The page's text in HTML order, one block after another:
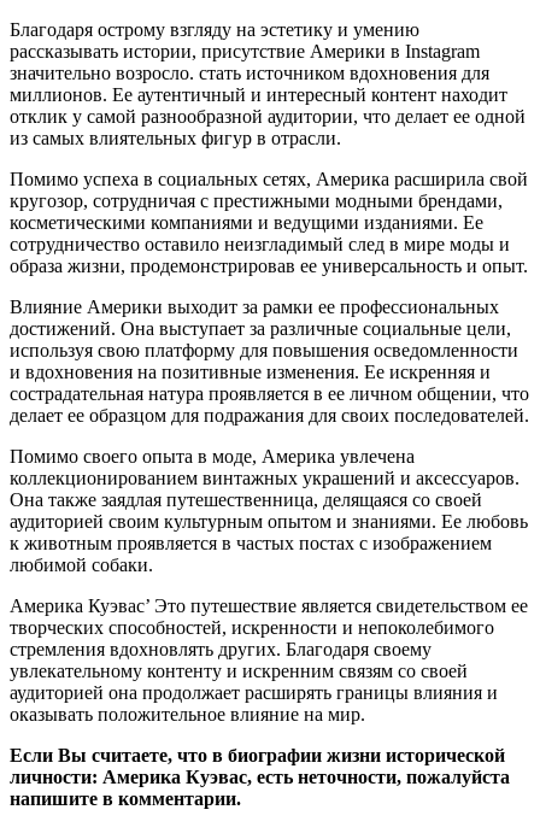
Благодаря острому взгляду на эстетику и умению
рассказывать истории, присутствие Америки в Instagram
значительно возросло. стать источником вдохновения для
миллионов. Ее аутентичный и интересный контент находит
отклик у самой разнообразной аудитории, что делает ее одной
из самых влиятельных фигур в отрасли.
Помимо успеха в социальных сетях, Америка расширила свой
кругозор, сотрудничая с престижными модными брендами,
косметическими компаниями и ведущими изданиями. Ее
сотрудничество оставило неизгладимый след в мире моды и
образа жизни, продемонстрировав ее универсальность и опыт.
Влияние Америки выходит за рамки ее профессиональных
достижений. Она выступает за различные социальные цели,
используя свою платформу для повышения осведомленности
и вдохновения на позитивные изменения. Ее искренняя и
сострадательная натура проявляется в ее личном общении, что
делает ее образцом для подражания для своих последователей.
Помимо своего опыта в моде, Америка увлечена
коллекционированием винтажных украшений и аксессуаров.
Она также заядлая путешественница, делящаяся со своей
аудиторией своим культурным опытом и знаниями. Ее любовь
к животным проявляется в частых постах с изображением
любимой собаки.
Америка Куэвас’ Это путешествие является свидетельством ее
творческих способностей, искренности и непоколебимого
стремления вдохновлять других. Благодаря своему
увлекательному контенту и искренним связям со своей
аудиторией она продолжает расширять границы влияния и
оказывать положительное влияние на мир.
Если Вы считаете, что в биографии жизни исторической
личности: Америка Куэвас, есть неточности, пожалуйста
напишите в комментарии.